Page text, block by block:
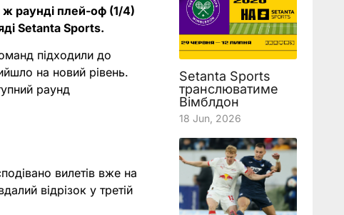
ж раунді плей-оф (1/4)
Setanta Sports.
підходили до
на новий рівень.
раунд
вилетів вже на
відрізок у третій
Setanta Sports
транслюватиме
Вімблдон
18 Jun, 2026